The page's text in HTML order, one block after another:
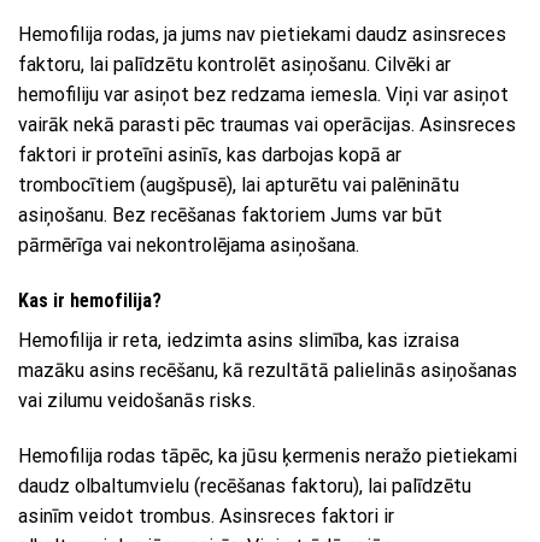
Hemofilija rodas, ja jums nav pietiekami daudz asinsreces
faktoru, lai palīdzētu kontrolēt asiņošanu. Cilvēki ar
hemofiliju var asiņot bez redzama iemesla. Viņi var asiņot
vairāk nekā parasti pēc traumas vai operācijas. Asinsreces
faktori ir proteīni asinīs, kas darbojas kopā ar
trombocītiem (augšpusē), lai apturētu vai palēninātu
asiņošanu. Bez recēšanas faktoriem Jums var būt
pārmērīga vai nekontrolējama asiņošana.
Kas ir hemofilija?
Hemofilija ir reta, iedzimta asins slimība, kas izraisa
mazāku asins recēšanu, kā rezultātā palielinās asiņošanas
vai zilumu veidošanās risks.
Hemofilija rodas tāpēc, ka jūsu ķermenis neražo pietiekami
daudz olbaltumvielu (recēšanas faktoru), lai palīdzētu
asinīm veidot trombus. Asinsreces faktori ir